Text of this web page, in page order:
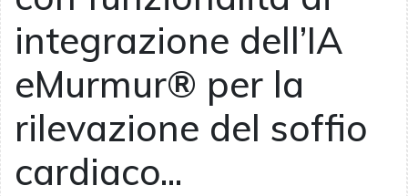
integrazione dell’IA
eMurmur® per la
rilevazione del soffio
cardiaco...